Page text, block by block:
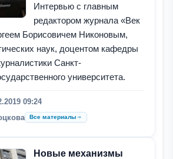
Интервью с главным
редактором журнала «Век
Борисовичем Никоновым,
наук, доцентом кафедры
Санкт-
университета.
09:24
Все материалы
Новые механизмы